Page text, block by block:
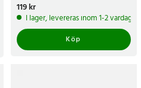
Pris:119 kr
119 kr
I lager, levereras inom 1-2 vardagar
Köp